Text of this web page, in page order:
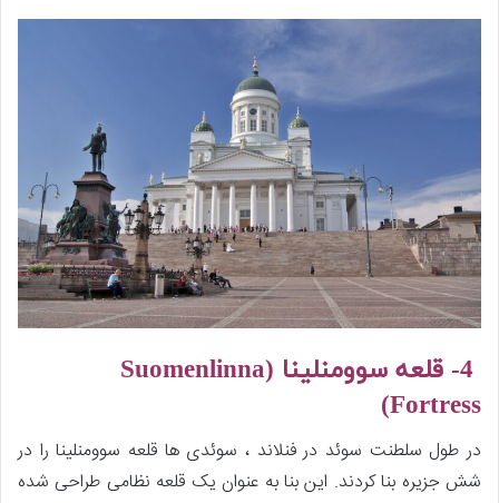
Suomenlinna
Fortress)
در طول سلطنت سوئد در فنلاند ، سوئدی ها قلعه سوومنلینا را در
شش جزیره بنا کردند. این بنا به عنوان یک قلعه نظامی طراحی شده